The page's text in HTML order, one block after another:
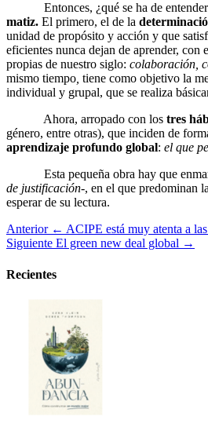
Entonces, ¿qué se ha de
matiz. El primero, el de la
unidad de propósito y acción y que
eficientes nunca dejan de aprender,
propias de nuestro siglo: colaboración,
mismo tiempo, tiene como objetivo la
individual y grupal, que se realiza
Ahora, arropado con los tres
género, entre otras), que inciden de
aprendizaje profundo global: el que
Esta pequeña obra hay que
de justificación-, en el que predominan
esperar de su lectura.
Anterior ← ACIPE está muy atenta a
Siguiente El green new deal global →
Recientes